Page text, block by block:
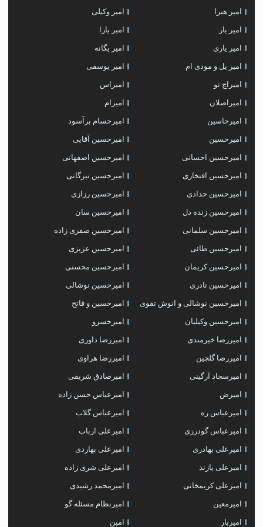
امیر هیرا امیر وکیلی
امیر یار امیر یارا
امیر یاری امیر یگانه
امیر یل و مودی ام امیر یوسفی
امیراچ تو امیراس
امیراصلان امیرام
امیرحاسین امیرحسام برآسود
امیرحسین امیرحسین آقایی
امیرحسین احسانی امیرحسین اصفهانی
امیرحسین افتخاری امیرحسین تیرگانی
امیرحسین حدادی امیرحسین رزازی
امیرحسین زنده دل امیرحسین سان
امیرحسین سلمانی امیرحسین صفری زاده
امیرحسین طائی امیرحسین عزیزی
امیرحسین کریمان امیرحسین محسنی
امیرحسین نادری امیرحسین نوشالی
امیرحسین نوشالی و انوش تقوی امیرحسین و فاتح
امیرحسین وکیلیان امیرخسرو
امیررضا خیرمندی امیررضا داوری
امیررضا گلچین امیررضا هراوی
امیرسجاد آرگینی امیرصادق شریفی
امیرض امیرعباس حسن زاده
امیرعباس ره امیرعباس گلاب
امیرعباس گودرزی امیرعلی ارباب
امیرعلی بهادری امیرعلی بهاردی
امیرعلی پازند امیرعلی شری زاده
امیرعلی کریمخانی امیرمحمد رشیدی
امیرمعین امیرنظام مسئله گو
امیریار امین